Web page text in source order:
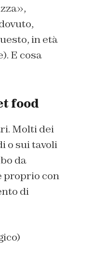
in età
E cosa
food
Molti dei
o sui tavoli
da
proprio con
di